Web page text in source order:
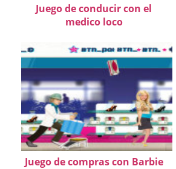
Juego de conducir con el
medico loco
Juego de compras con Barbie